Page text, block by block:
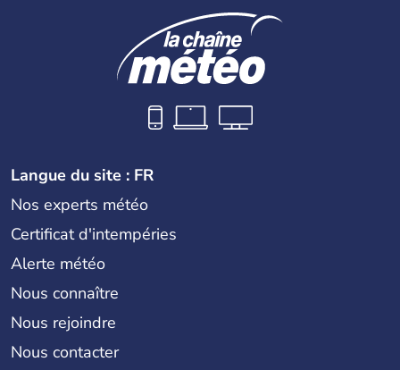
Langue du site : FR
Nos experts météo
Certificat d'intempéries
Alerte météo
Nous connaître
Nous rejoindre
Nous contacter